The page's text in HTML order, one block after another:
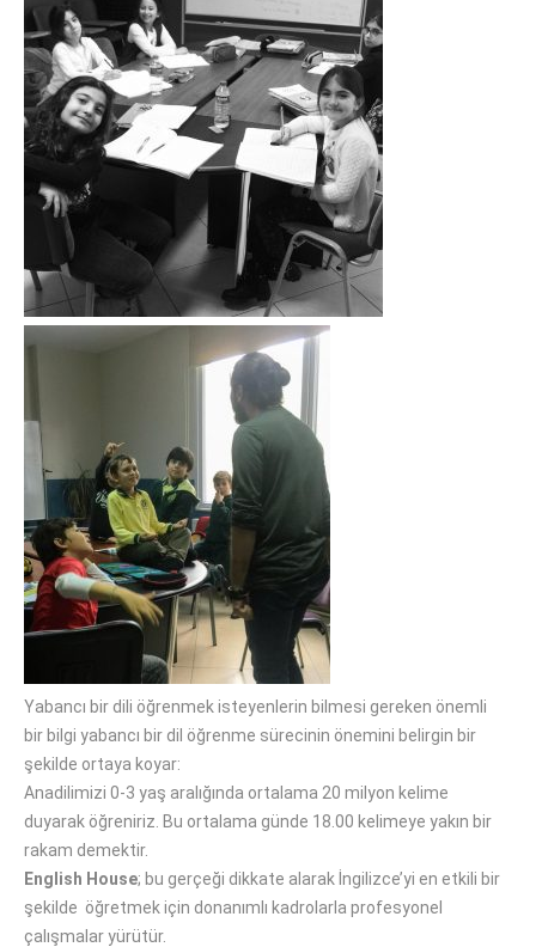
Yabancı bir dili öğrenmek isteyenlerin bilmesi gereken önemli
bir bilgi yabancı bir dil öğrenme sürecinin önemini belirgin bir
şekilde ortaya koyar:
Anadilimizi 0-3 yaş aralığında ortalama 20 milyon kelime
duyarak öğreniriz. Bu ortalama günde 18.00 kelimeye yakın bir
rakam demektir.
English House; bu gerçeği dikkate alarak İngilizce’yi en etkili bir
şekilde öğretmek için donanımlı kadrolarla profesyonel
çalışmalar yürütür.